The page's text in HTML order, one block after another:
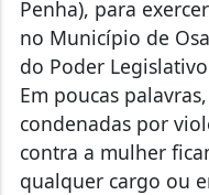
Penha), para
no Município de
do Poder
Em poucas
condenadas por
contra a mulher
qualquer cargo ou